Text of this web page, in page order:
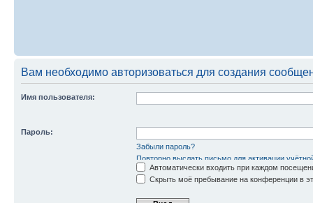
Вам необходимо авторизоваться для создания
Имя пользователя:
Пароль:
Забыли пароль?
Повторно выслать письмо для активации
Автоматически входить при каждом
Скрыть моё пребывание на конференции в